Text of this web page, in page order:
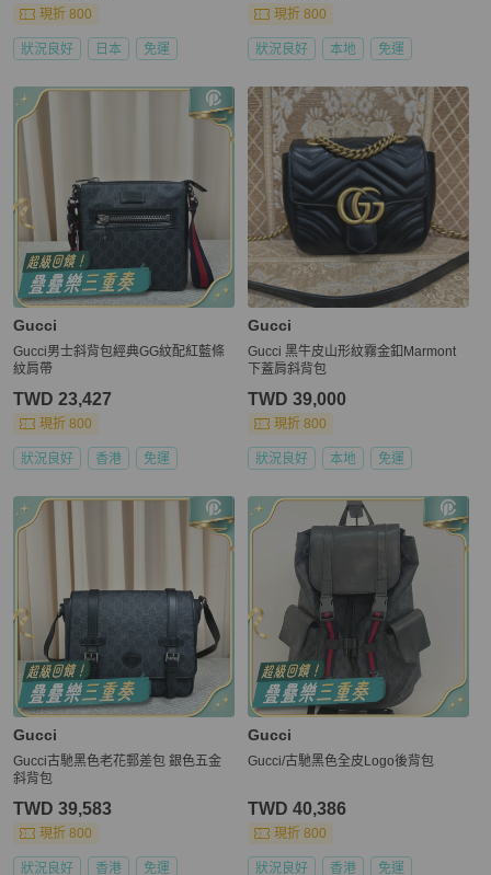
現折 800
狀況良好 日本 免運
現折 800
狀況良好 本地 免運
Gucci
Gucci男士斜背包經典GG紋配紅藍條
紋肩帶
TWD 23,427
現折 800
狀況良好 香港 免運
Gucci
Gucci 黑牛皮山形紋霧金釦Marmont
下蓋肩斜背包
TWD 39,000
現折 800
狀況良好 本地 免運
Gucci
Gucci古馳黑色老花郵差包 銀色五金
斜背包
TWD 39,583
現折 800
狀況良好 香港 免運
Gucci
Gucci/古馳黑色全皮Logo後背包
TWD 40,386
現折 800
狀況良好 香港 免運